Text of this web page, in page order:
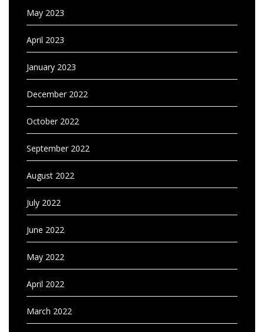
May 2023
April 2023
January 2023
December 2022
October 2022
September 2022
August 2022
July 2022
June 2022
May 2022
April 2022
March 2022